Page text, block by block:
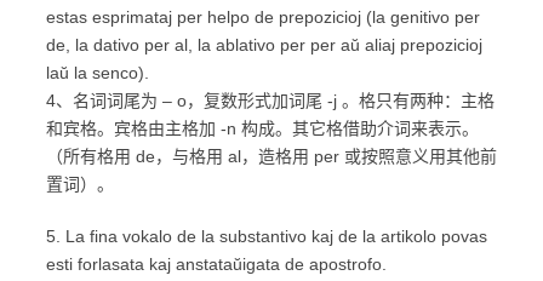
estas esprimataj per helpo de prepozicioj (la genitivo per
de, la dativo per al, la ablativo per per aŭ aliaj prepozicioj
laŭ la senco).
4、名词词尾为 – o，复数形式加词尾 -j 。格只有两种：主格
和宾格。宾格由主格加 -n 构成。其它格借助介词来表示。
（所有格用 de，与格用 al，造格用 per 或按照意义用其他前
置词）。
5. La fina vokalo de la substantivo kaj de la artikolo povas
esti forlasata kaj anstataŭigata de apostrofo.